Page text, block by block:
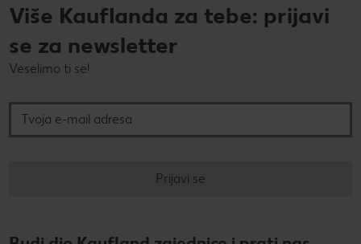
Više Kauflanda za tebe: prijavi
se za newsletter
Veselimo ti se!
Prijavi se